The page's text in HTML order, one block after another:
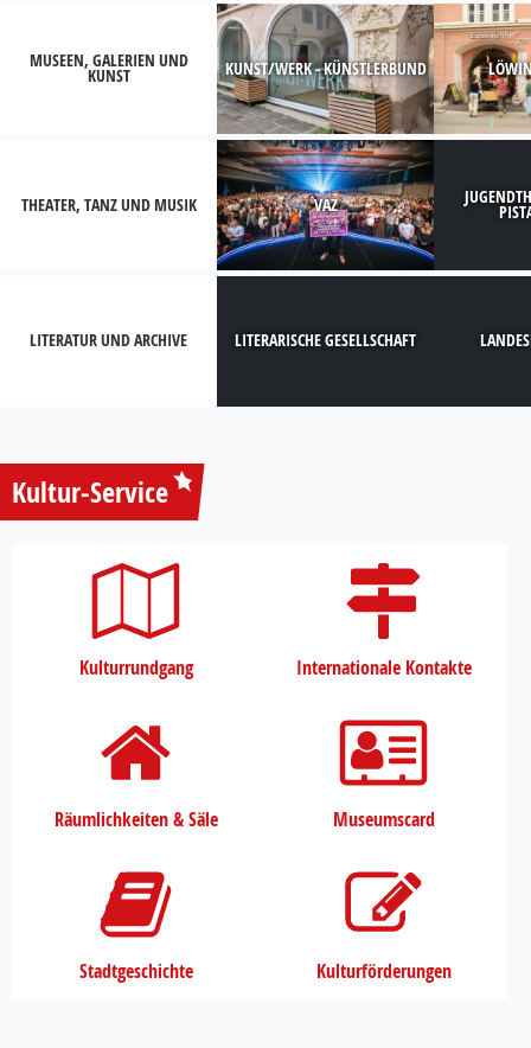
MUSEEN, GALERIEN UND
KUNST KUNST/WERK - KÜNSTLERBUND
THEATER, TANZ UND MUSIK VAZ
LITERATUR UND ARCHIVE LITERARISCHE GESELLSCHAFT
Kultur-Service
Kulturrundgang Internationale Kontakte
Räumlichkeiten & Säle Museumscard
Stadtgeschichte Kulturförderungen